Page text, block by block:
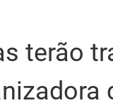
terão